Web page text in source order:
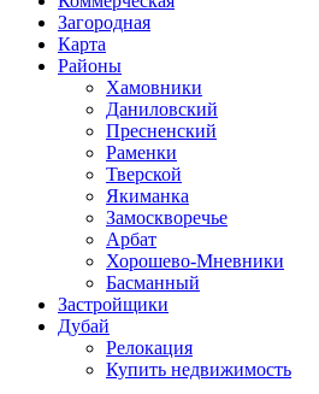
Загородная
Карта
Районы
Хамовники
Даниловский
Пресненский
Раменки
Тверской
Якиманка
Замоскворечье
Арбат
Хорошево-Мневники
Басманный
Застройщики
Дубай
Релокация
Купить недвижимость